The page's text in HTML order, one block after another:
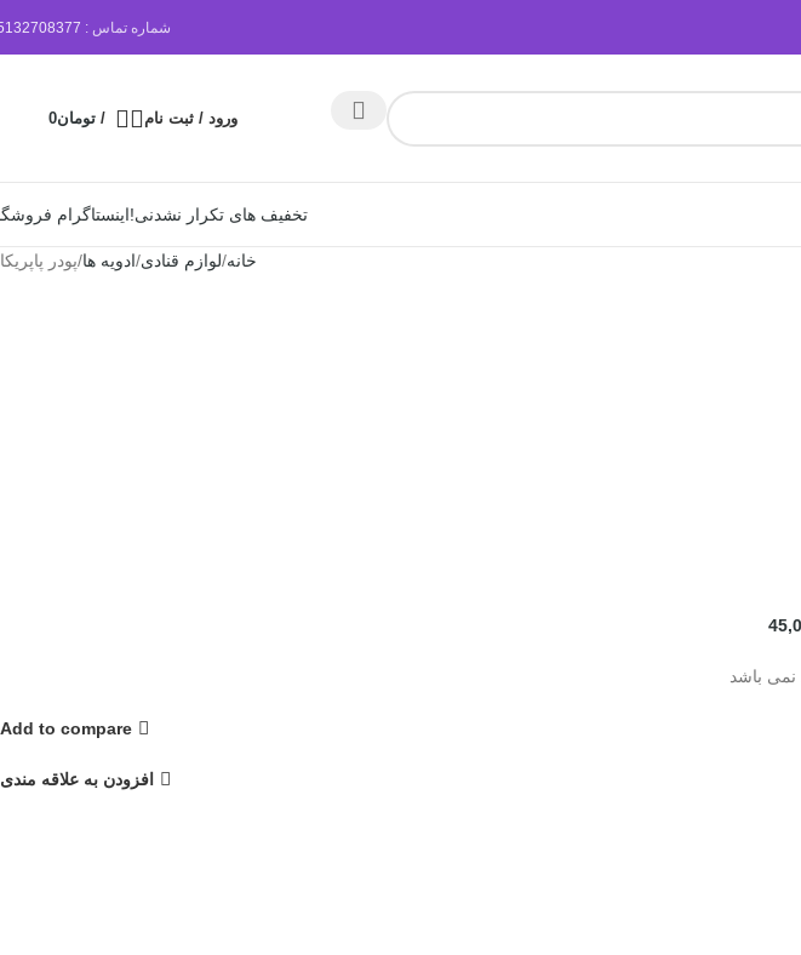
شماره تماس :
ورود / ثبت نام / تومان0
تخفیف های تکرار نشدنی!اینستاگرام
خانه لوازم قنادی ادویه ها پودر پاپریکا
نمی باشد
Add to compare
افزودن به علاقه مندی